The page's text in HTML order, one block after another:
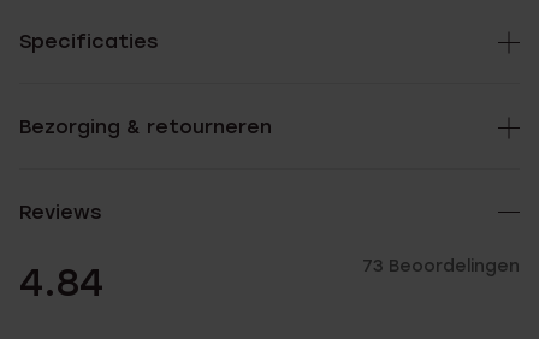
Specificaties
Bezorging & retourneren
Reviews
4.84 73 Beoordelingen